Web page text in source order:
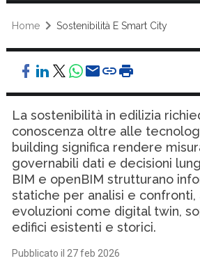
Home Sostenibilità E Smart City
La sostenibilità in edilizia
conoscenza oltre alle
building significa rendere
governabili dati e decisioni
BIM e openBIM strutturano
statiche per analisi e confronti,
evoluzioni come digital twin,
edifici esistenti e storici.
Pubblicato il 27 feb 2026